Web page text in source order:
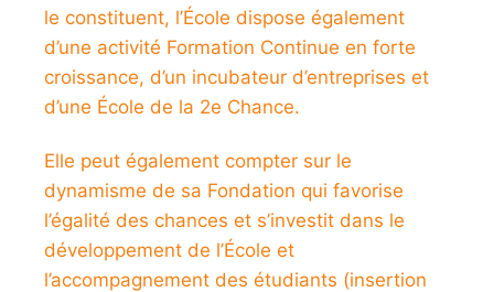
le constituent, l’École dispose également
d’une activité Formation Continue en forte
croissance, d’un incubateur d’entreprises et
d’une École de la 2e Chance.
Elle peut également compter sur le
dynamisme de sa Fondation qui favorise
l’égalité des chances et s’investit dans le
développement de l’École et
l’accompagnement des étudiants (insertion